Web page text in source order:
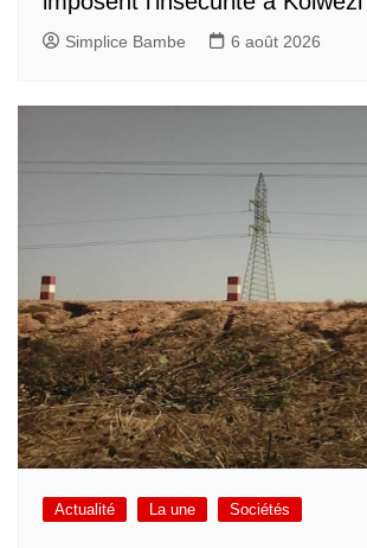
Simplice Bambe 6 août 2026
Actualité La une Sociétés